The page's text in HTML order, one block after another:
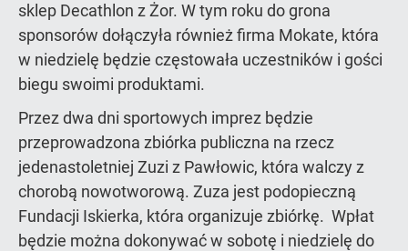
sklep Decathlon z Żor. W tym roku do grona
sponsorów dołączyła również firma Mokate, która
w niedzielę będzie częstowała uczestników i gości
biegu swoimi produktami.
Przez dwa dni sportowych imprez będzie
przeprowadzona zbiórka publiczna na rzecz
jedenastoletniej Zuzi z Pawłowic, która walczy z
chorobą nowotworową. Zuza jest podopieczną
Fundacji Iskierka, która organizuje zbiórkę. Wpłat
będzie można dokonywać w sobotę i niedzielę do